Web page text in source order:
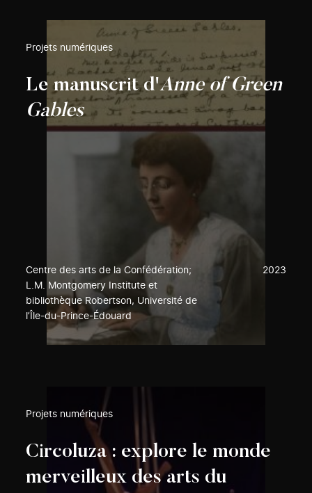
Projets numériques
Le manuscrit d'Anne of Green
Gables
Centre des arts de la Confédération;
L.M. Montgomery Institute et
bibliothèque Robertson, Université de
l’Île-du-Prince-Édouard
2023
Projets numériques
Circoluza : explore le monde
merveilleux des arts du